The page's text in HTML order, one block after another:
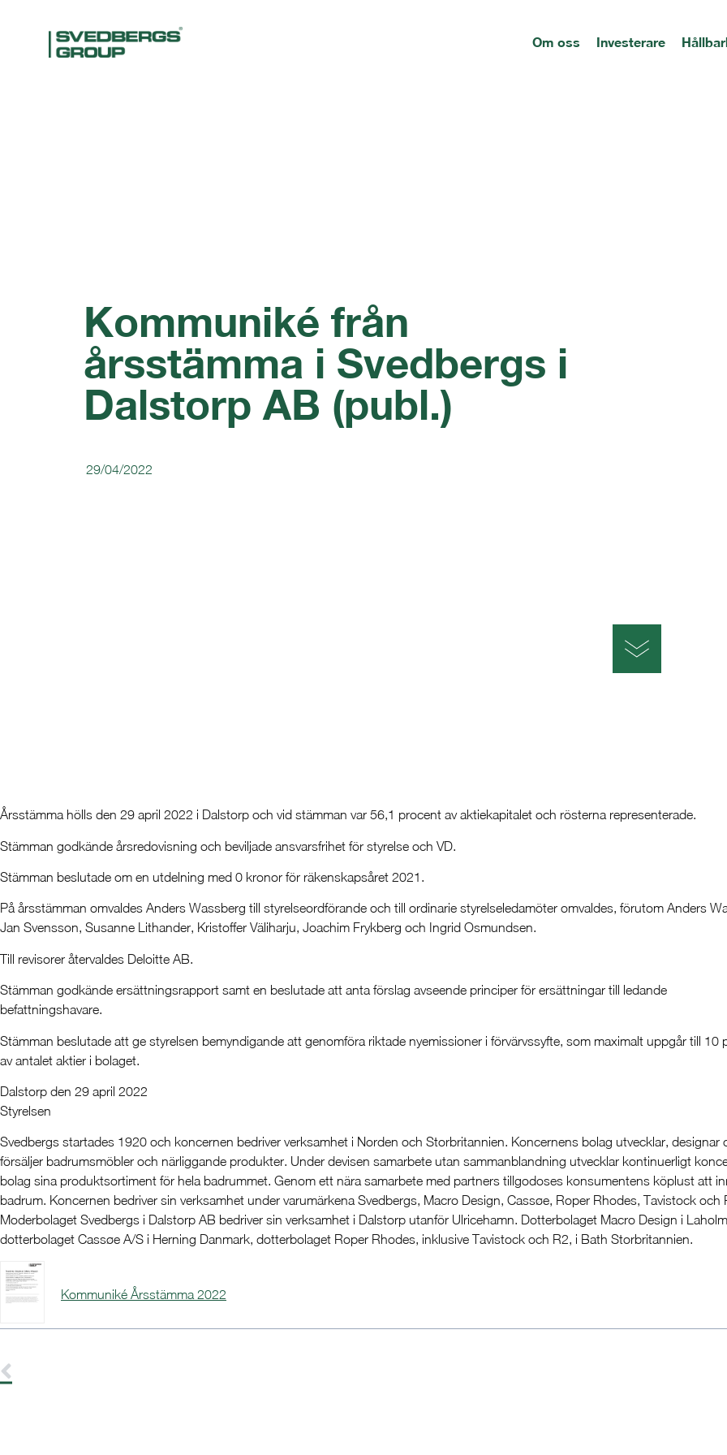
Om oss Investerare
Kommuniké från
årsstämma i Svedbergs i
Dalstorp AB (publ.)
29/04/2022
Årsstämma hölls den 29 april 2022 i Dalstorp och vid stämman var 56,1 procent av aktiekapitalet och rösterna representerade.
Stämman godkände årsredovisning och beviljade ansvarsfrihet för styrelse och VD.
Stämman beslutade om en utdelning med 0 kronor för räkenskapsåret 2021.
På årsstämman omvaldes Anders Wassberg till styrelseordförande och till ordinarie styrelseledamöter omvaldes, förutom Anders
Jan Svensson, Susanne Lithander, Kristoffer Väliharju, Joachim Frykberg och Ingrid Osmundsen.
Till revisorer återvaldes Deloitte AB.
Stämman godkände ersättningsrapport samt en beslutade att anta förslag avseende principer för ersättningar till ledande
befattningshavare.
Stämman beslutade att ge styrelsen bemyndigande att genomföra riktade nyemissioner i förvärvssyfte, som maximalt uppgår till 10
av antalet aktier i bolaget.
Dalstorp den 29 april 2022
Styrelsen
Svedbergs startades 1920 och koncernen bedriver verksamhet i Norden och Storbritannien. Koncernens bolag utvecklar, designar
försäljer badrumsmöbler och närliggande produkter. Under devisen samarbete utan sammanblandning utvecklar kontinuerligt
bolag sina produktsortiment för hela badrummet. Genom ett nära samarbete med partners tillgodoses konsumentens köplust att
badrum. Koncernen bedriver sin verksamhet under varumärkena Svedbergs, Macro Design, Cassøe, Roper Rhodes, Tavistock och
Moderbolaget Svedbergs i Dalstorp AB bedriver sin verksamhet i Dalstorp utanför Ulricehamn. Dotterbolaget Macro Design i
dotterbolaget Cassøe A/S i Herning Danmark, dotterbolaget Roper Rhodes, inklusive Tavistock och R2, i Bath Storbritannien.
Kommuniké Årsstämma 2022